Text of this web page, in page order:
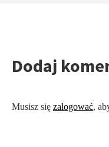
Dodaj
Musisz się zalogować,